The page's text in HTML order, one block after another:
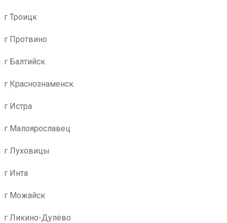
г Троицк
г Протвино
г Балтийск
г Краснознаменск
г Истра
г Малоярославец
г Луховицы
г Инта
г Можайск
г Ликино-Дулёво